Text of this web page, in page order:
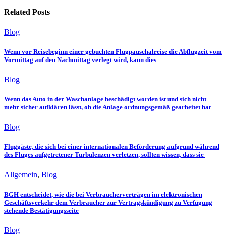
Related Posts
Blog
Wenn vor Reisebeginn einer gebuchten Flugpauschalreise die Abflugzeit vom
Vormittag auf den Nachmittag verlegt wird, kann dies
Blog
Wenn das Auto in der Waschanlage beschädigt worden ist und sich nicht
mehr sicher aufklären lässt, ob die Anlage ordnungsgemäß gearbeitet hat
Blog
Fluggäste, die sich bei einer internationalen Beförderung aufgrund während
des Fluges aufgetretener Turbulenzen verletzen, sollten wissen, dass sie
Allgemein, Blog
BGH entscheidet, wie die bei Verbraucherverträgen im elektronischen
Geschäftsverkehr dem Verbraucher zur Vertragskündigung zu Verfügung
stehende Bestätigungsseite
Blog